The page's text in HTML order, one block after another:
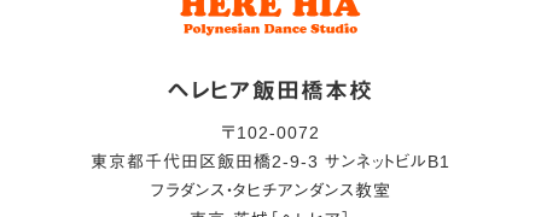
ヘレヒア飯田橋本校
〒102-0072
東京都千代田区飯田橋2-9-3 サンネットビルB1
フラダンス・タヒチアンダンス教室